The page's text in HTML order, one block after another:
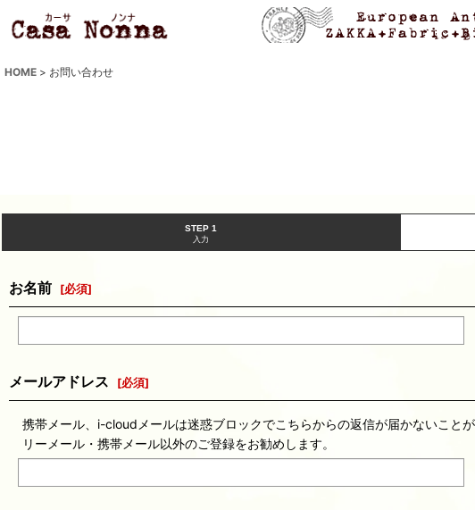
HOME > お問い合わせ
STEP 1
入力
お名前 [必須]
メールアドレス [必須]
携帯メール、i-cloudメールは迷惑ブロックでこちらからの返信が届かないこと
リーメール・携帯メール以外のご登録をお勧めします。